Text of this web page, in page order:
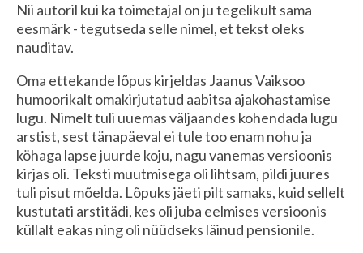
Nii autoril kui ka toimetajal on ju tegelikult sama
eesmärk - tegutseda selle nimel, et tekst oleks
nauditav.
Oma ettekande lõpus kirjeldas Jaanus Vaiksoo
humoorikalt omakirjutatud aabitsa ajakohastamise
lugu. Nimelt tuli uuemas väljaandes kohendada lugu
arstist, sest tänapäeval ei tule too enam nohu ja
köhaga lapse juurde koju, nagu vanemas versioonis
kirjas oli. Teksti muutmisega oli lihtsam, pildi juures
tuli pisut mõelda. Lõpuks jäeti pilt samaks, kuid sellelt
kustutati arstitädi, kes oli juba eelmises versioonis
küllalt eakas ning oli nüüdseks läinud pensionile.